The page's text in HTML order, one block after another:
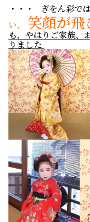
・・・ ぎをん彩で
い、
笑顔が
も、やはりご家族、
りました